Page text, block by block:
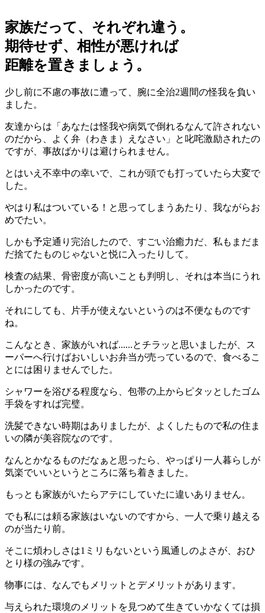
家族だって、それぞれ違う。
期待せず、相性が悪ければ
距離を置きましょう。
少し前に不慮の事故に遭って、腕に全治2週間の怪我を負い
ました。
友達からは「あなたは怪我や病気で倒れるなんて許されない
のだから、よく弁（わきま）えなさい」と叱咤激励されたの
ですが、事故ばかりは避けられません。
とはいえ不幸中の幸いで、これが頭でも打っていたら大変で
した。
やはり私はついている！と思ってしまうあたり、我ながらお
めでたい。
しかも予定通り完治したので、すごい治癒力だ、私もまだま
だ捨てたものじゃないと悦に入ったりして。
検査の結果、骨密度が高いことも判明し、それは本当にうれ
しかったのです。
それにしても、片手が使えないというのは不便なものです
ね。
こんなとき、家族がいれば......とチラッと思いましたが、ス
ーパーへ行けばおいしいお弁当が売っているので、食べるこ
とには困りませんでした。
シャワーを浴びる程度なら、包帯の上からピタッとしたゴム
手袋をすれば完璧。
洗髪できない時期はありましたが、よくしたもので私の住ま
いの隣が美容院なのです。
なんとかなるものだなぁと思ったら、やっぱり一人暮らしが
気楽でいいというところに落ち着きました。
もっとも家族がいたらアテにしていたに違いありません。
でも私には頼る家族はいないのですから、一人で乗り越える
のが当たり前。
そこに煩わしさは1ミリもないという風通しのよさが、おひ
とり様の強みです。
物事には、なんでもメリットとデメリットがあります。
与えられた環境のメリットを見つめて生きていかなくては損